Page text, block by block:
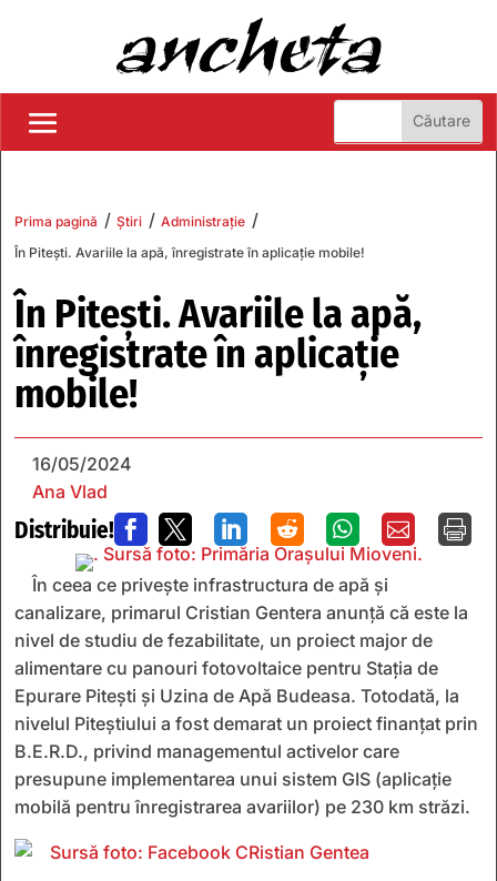
Prima pagină / Știri / Administrație /
În Pitești. Avariile la apă, înregistrate în aplicație mobile!
În Pitești. Avariile la apă,
înregistrate în aplicație
mobile!
16/05/2024
Ana Vlad
Distribuie!       
În ceea ce privește infrastructura de apă și
canalizare, primarul Cristian Gentera anunță că este la
nivel de studiu de fezabilitate, un proiect major de
alimentare cu panouri fotovoltaice pentru Stația de
Epurare Pitești și Uzina de Apă Budeasa. Totodată, la
nivelul Piteștiului a fost demarat un proiect finanțat prin
B.E.R.D., privind managementul activelor care
presupune implementarea unui sistem GIS (aplicație
mobilă pentru înregistrarea avariilor) pe 230 km străzi.